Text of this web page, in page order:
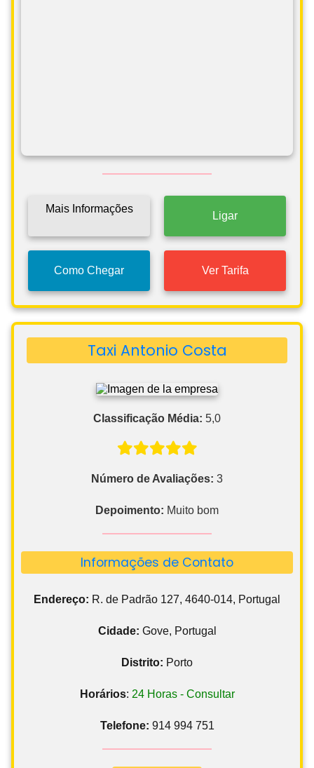
Mais Informações
Ligar
Como Chegar Ver Tarifa
Taxi Antonio Costa
Classificação Média: 5,0
Número de Avaliações: 3
Depoimento: Muito bom
Informações de Contato
Endereço: R. de Padrão 127, 4640-014, Portugal
Cidade: Gove, Portugal
Distrito: Porto
Horários: 24 Horas - Consultar
Telefone: 914 994 751